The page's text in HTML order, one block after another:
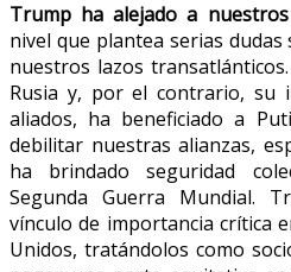
Trump ha alejado a
nivel que plantea serias
nuestros lazos
Rusia y, por el contrario, su
aliados, ha beneficiado a
debilitar nuestras alianzas,
ha brindado seguridad
Segunda Guerra Mundial.
vínculo de importancia crítica
Unidos, tratándolos como